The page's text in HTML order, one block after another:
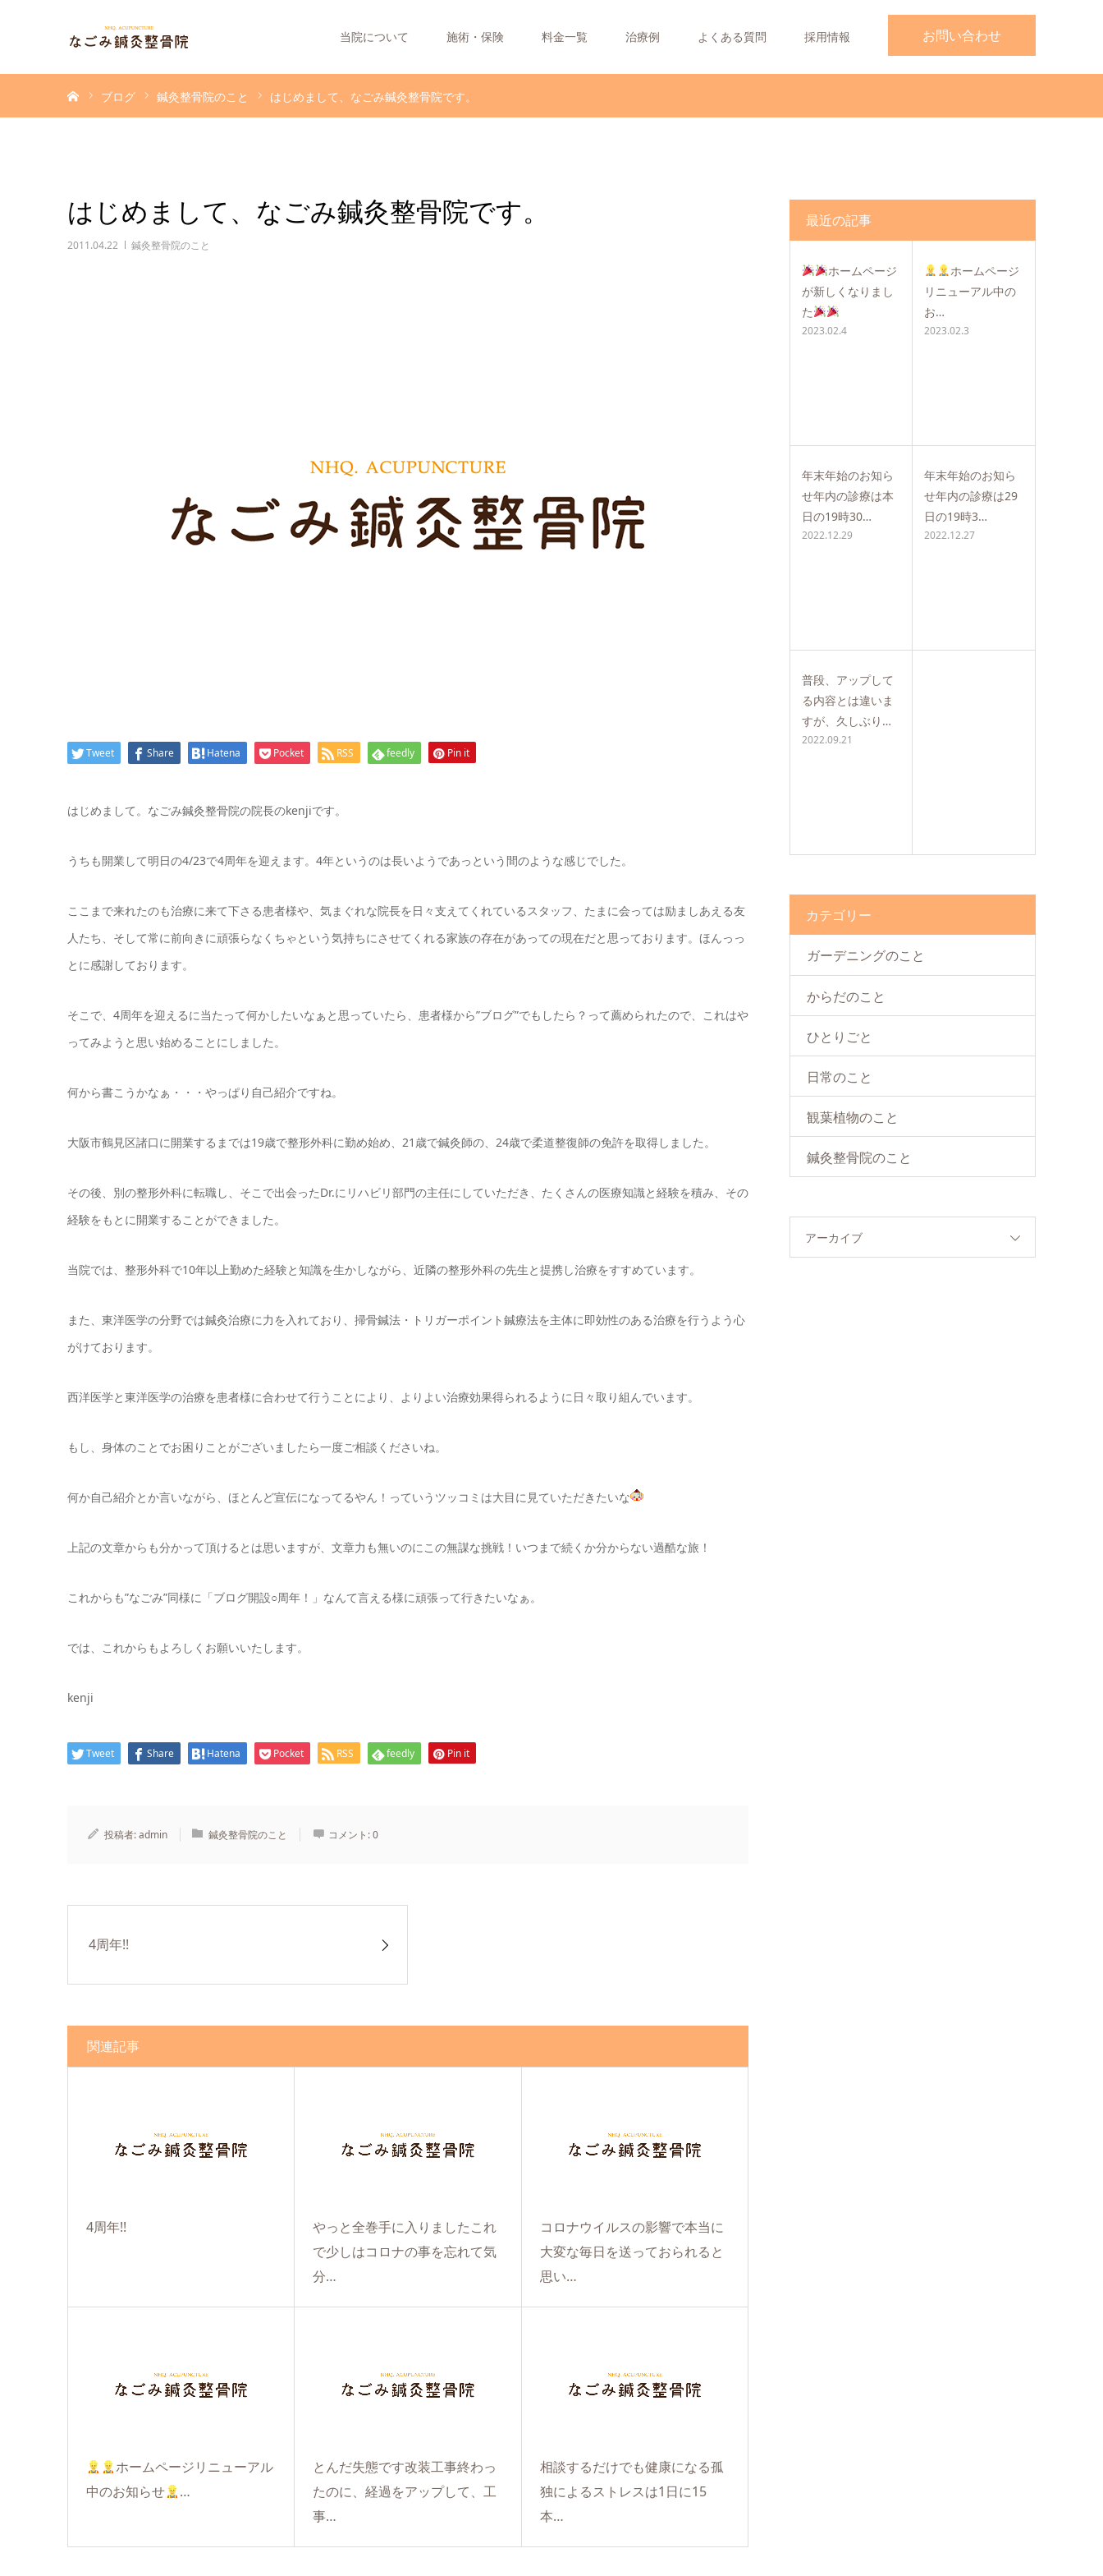
お問い合わせ
当院について 施術・保険 料金一覧 治療例 よくある質問 採用情報
ブログ 鍼灸整骨院のこと はじめまして、なごみ鍼灸整骨院です。
はじめまして、なごみ鍼灸整骨院です。
2011.04.22 鍼灸整骨院のこと
Tweet Share Hatena Pocket RSS feedly Pin it
はじめまして。なごみ鍼灸整骨院の院長のkenjiです。
うちも開業して明日の4/23で4周年を迎えます。4年というのは長いようであっという間のような感じでした。
ここまで来れたのも治療に来て下さる患者様や、気まぐれな院長を日々支えてくれているスタッフ、たまに会っては励ましあえる友
人たち、そして常に前向きに頑張らなくちゃという気持ちにさせてくれる家族の存在があっての現在だと思っております。ほんっっ
とに感謝しております。
そこで、4周年を迎えるに当たって何かしたいなぁと思っていたら、患者様から”ブログ”でもしたら？って薦められたので、これはや
ってみようと思い始めることにしました。
何から書こうかなぁ・・・やっぱり自己紹介ですね。
大阪市鶴見区諸口に開業するまでは19歳で整形外科に勤め始め、21歳で鍼灸師の、24歳で柔道整復師の免許を取得しました。
その後、別の整形外科に転職し、そこで出会ったDr.にリハビリ部門の主任にしていただき、たくさんの医療知識と経験を積み、その
経験をもとに開業することができました。
当院では、整形外科で10年以上勤めた経験と知識を生かしながら、近隣の整形外科の先生と提携し治療をすすめています。
また、東洋医学の分野では鍼灸治療に力を入れており、掃骨鍼法・トリガーポイント鍼療法を主体に即効性のある治療を行うよう心
がけております。
西洋医学と東洋医学の治療を患者様に合わせて行うことにより、よりよい治療効果得られるように日々取り組んでいます。
もし、身体のことでお困りことがございましたら一度ご相談くださいね。
何か自己紹介とか言いながら、ほとんど宣伝になってるやん！っていうツッコミは大目に見ていただきたいな
上記の文章からも分かって頂けるとは思いますが、文章力も無いのにこの無謀な挑戦！いつまで続くか分からない過酷な旅！
これからも”なごみ”同様に「ブログ開設○周年！」なんて言える様に頑張って行きたいなぁ。
では、これからもよろしくお願いいたします。
kenji
Tweet Share Hatena Pocket RSS feedly Pin it
投稿者:admin 鍼灸整骨院のこと コメント:0
4周年!!
関連記事
4周年!!
やっと全巻手に入りました️これ
で少しはコロナの事を忘れて気
分…
コロナウイルスの影響で本当に
大変な毎日を送っておられると
思い…
ホームページリニューアル
中のお知らせ
…
とんだ失態です︎改装工事終わっ
たのに、経過をアップして、工
事…
相談するだけでも健康になる️孤
独によるストレスは1日に15
本…
最近の記事
ホームページ
が新しくなりまし
た
2023.02.4
ホームページ
リニューアル中の
お…
2023.02.3
年末年始のお知ら
せ年内の診療は本
日の19時30…
2022.12.29
年末年始のお知ら
せ年内の診療は29
日の19時3…
2022.12.27
普段、アップして
る内容とは違いま
すが、久しぶり…
2022.09.21
カテゴリー
ガーデニングのこと
からだのこと
ひとりごと
日常のこと
観葉植物のこと
鍼灸整骨院のこと
アーカイブ